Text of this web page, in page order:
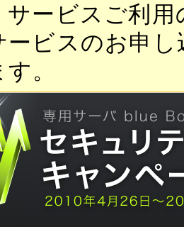
サービスご利
ービスのお申
。